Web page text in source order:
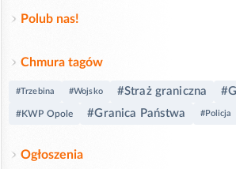
Polub nas!
Chmura tagów
#Trzebina #Wojsko #Straż graniczna
#KWP Opole #Granica Państwa #Policja
Ogłoszenia